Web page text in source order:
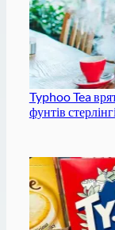
Typhoo Tea
фунтів